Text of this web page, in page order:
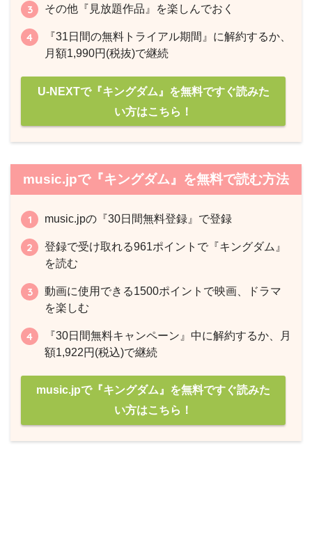
その他『見放題作品』を楽しんでおく
『31日間の無料トライアル期間』に解約するか、
月額1,990円(税抜)で継続
U-NEXTで『キングダム』を無料ですぐ読みた
い方はこちら！
music.jpで『キングダム』を無料で読む方法
music.jpの『30日間無料登録』で登録
登録で受け取れる961ポイントで『キングダム』
を読む
動画に使用できる1500ポイントで映画、ドラマ
を楽しむ
『30日間無料キャンペーン』中に解約するか、月
額1,922円(税込)で継続
music.jpで『キングダム』を無料ですぐ読みた
い方はこちら！